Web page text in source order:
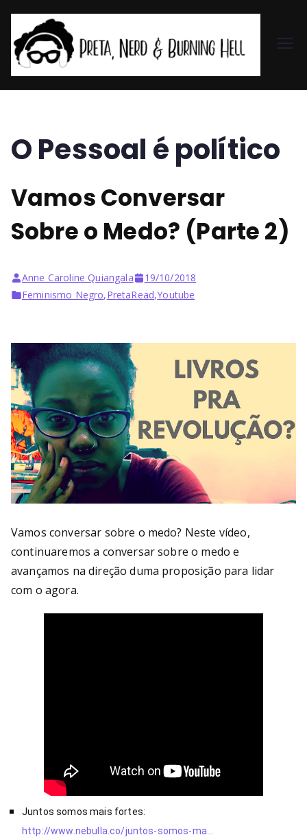
et
a,
N
d
rni
He
O Pessoal é político
Vamos Conversar
Sobre o Medo? (Parte 2)
Anne Caroline Quiangala
19/10/2018
Feminismo Negro,PretaRead,Youtube
Vamos conversar sobre o medo? Neste vídeo,
continuaremos a conversar sobre o medo e
avançamos na direção duma proposição para lidar
com o agora.
Juntos somos mais fortes:
http://www.nebulla.co/juntos-somos-ma…